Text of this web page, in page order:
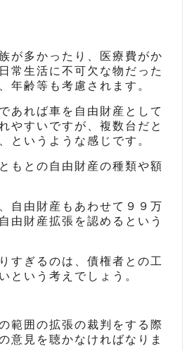
が多かったり、医療費がか
常生活に不可欠な物だった
年齢等も考慮されます。
あれば車を自由財産として
やすいですが、複数台だと
というような感じです。
もとの自由財産の種類や額
自由財産もあわせて９９万
由財産拡張を認めるという
すぎるのは、債権者との工
という考えでしょう。
範囲の拡張の裁判をする際
意見を聴かなければなりま